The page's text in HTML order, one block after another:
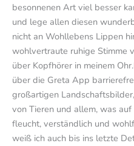
besonnenen Art viel besser
und lege allen diesen
nicht an Wohllebens Lippen
wohlvertraute ruhige Stimme
über Kopfhörer in meinem
über die Greta App
großartigen
von Tieren und allem, was
fleucht, verständlich und
weiß ich auch bis ins letzte